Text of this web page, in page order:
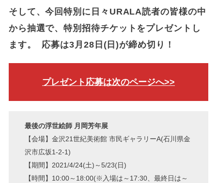
そして、今回特別に日々URALA読者の皆様の中
から抽選で、特別招待チケットをプレゼントし
ます。 応募は3月28日(日)が締め切り！
プレゼント応募は次のページへ>>
最後の浮世絵師 月岡芳年展
【会場】金沢21世紀美術館 市民ギャラリーA(石川県金
沢市広坂1-2-1)
【期間】2021/4/24(土)～5/23(日)
【時間】10:00～18:00(※入場は～17:30、最終日は～